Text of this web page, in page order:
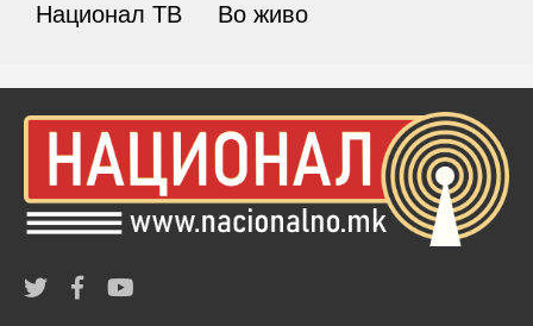
Национал ТВ Во живо